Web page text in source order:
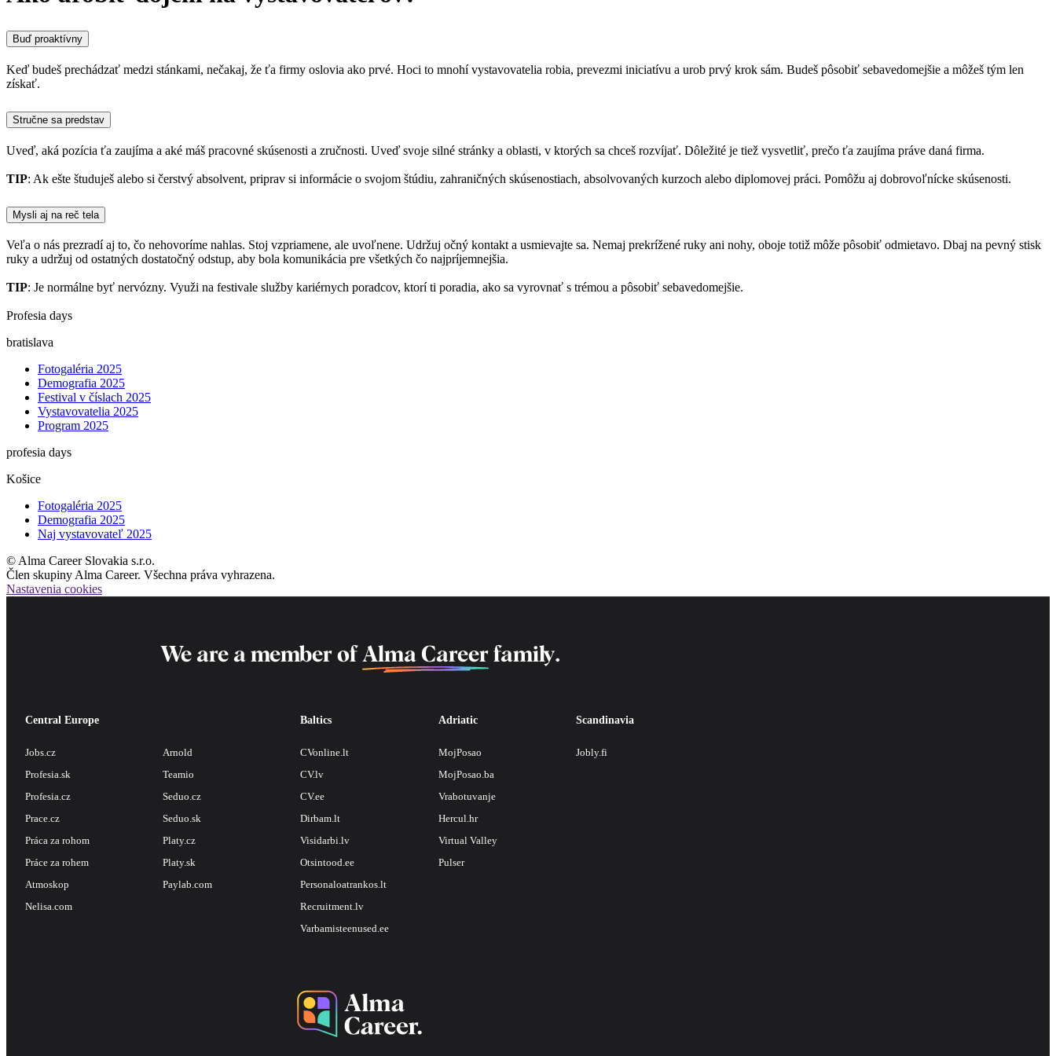
Buď proaktívny
Keď budeš prechádzať medzi stánkami, nečakaj, že ťa firmy oslovia ako prvé. Hoci to mnohí vystavovatelia robia, prevezmi iniciatívu a urob prvý krok sám. Budeš pôsobiť sebavedomejšie a môžeš tým len
získať.
Stručne sa predstav
Uveď, aká pozícia ťa zaujíma a aké máš pracovné skúsenosti a zručnosti. Uveď svoje silné stránky a oblasti, v ktorých sa chceš rozvíjať. Dôležité je tiež vysvetliť, prečo ťa zaujíma práve daná firma.
TIP: Ak ešte študuješ alebo si čerstvý absolvent, priprav si informácie o svojom štúdiu, zahraničných skúsenostiach, absolvovaných kurzoch alebo diplomovej práci. Pomôžu aj dobrovoľnícke skúsenosti.
Mysli aj na reč tela
Veľa o nás prezradí aj to, čo nehovoríme nahlas. Stoj vzpriamene, ale uvoľnene. Udržuj očný kontakt a usmievajte sa. Nemaj prekrížené ruky ani nohy, oboje totiž môže pôsobiť odmietavo. Dbaj na pevný stisk
ruky a udržuj od ostatných dostatočný odstup, aby bola komunikácia pre všetkých čo najpríjemnejšia.
TIP: Je normálne byť nervózny. Využi na festivale služby kariérnych poradcov, ktorí ti poradia, ako sa vyrovnať s trémou a pôsobiť sebavedomejšie.
Profesia days
bratislava
Fotogaléria 2025
Demografia 2025
Festival v číslach 2025
Vystavovatelia 2025
Program 2025
profesia days
Košice
Fotogaléria 2025
Demografia 2025
Naj vystavovateľ 2025
© Alma Career Slovakia s.r.o.
Člen skupiny Alma Career. Všechna práva vyhrazena.
Nastavenia cookies
We are a member of Alma Careerfamily.
Central Europe
Jobs.cz
Profesia.sk
Profesia.cz
Prace.cz
Práca za rohom
Práce za rohem
Atmoskop
Nelisa.com
Arnold
Teamio
Seduo.cz
Seduo.sk
Platy.cz
Platy.sk
Paylab.com
Baltics
CVonline.lt
CV.lv
CV.ee
Dirbam.lt
Visidarbi.lv
Otsintood.ee
Personaloatrankos.lt
Recruitment.lv
Varbamisteenused.ee
Adriatic
MojPosao
MojPosao.ba
Vrabotuvanje
Hercul.hr
Virtual Valley
Pulser
Scandinavia
Jobly.fi